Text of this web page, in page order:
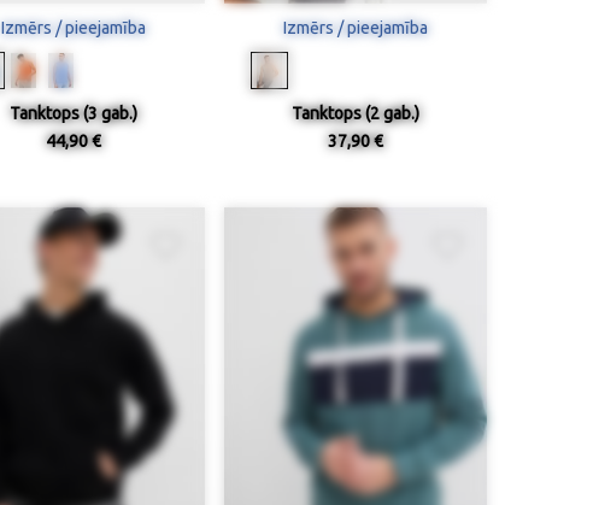
Izmērs / pieejamība
Tanktops (3 gab.)
44,90 €
Izmērs / pieejamība
Tanktops (2 gab.)
37,90 €